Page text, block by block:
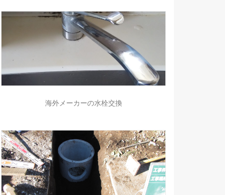
海外メーカーの水栓交換